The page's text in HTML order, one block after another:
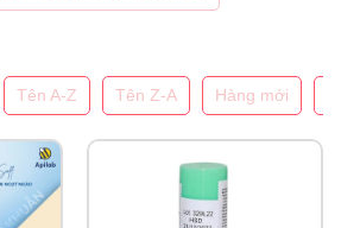
Tên A-Z Tên Z-A Hàng mới